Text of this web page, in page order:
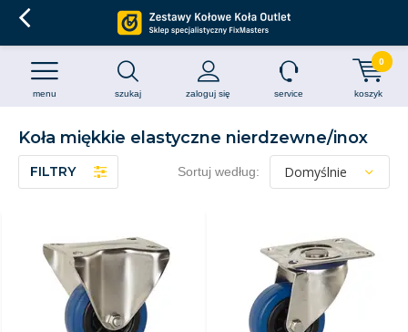
szukaj zaloguj się
menu service koszyk
0
Koła miękkie elastyczne nierdzewne/inox
FILTRY Sortuj według: